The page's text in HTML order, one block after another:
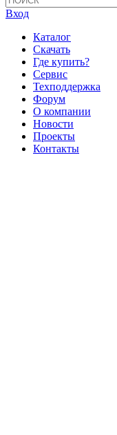
Вход
Каталог
Скачать
Где купить?
Сервис
Техподдержка
Форум
О компании
Новости
Проекты
Контакты